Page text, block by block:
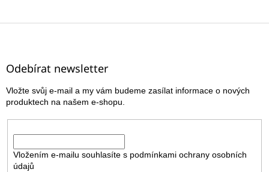
Z
Odebírat newsletter
Vložte svůj e-mail a my vám budeme zasílat informace o nových
produktech na našem e-shopu.
Vložením e-mailu souhlasíte s podmínkami ochrany osobních
údajů